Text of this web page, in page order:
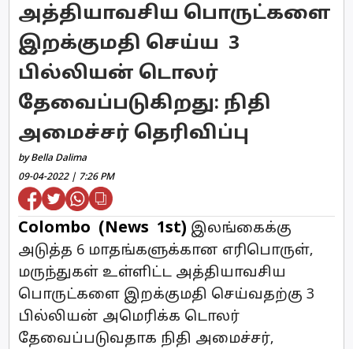
அத்தியாவசிய பொருட்களை
இறக்குமதி செய்ய 3
பில்லியன் டொலர்
தேவைப்படுகிறது: நிதி
அமைச்சர் தெரிவிப்பு
by Bella Dalima
09-04-2022 | 7:26 PM
Colombo (News 1st) இலங்கைக்கு
அடுத்த 6 மாதங்களுக்கான எரிபொருள்,
மருந்துகள் உள்ளிட்ட அத்தியாவசிய
பொருட்களை இறக்குமதி செய்வதற்கு 3
பில்லியன் அமெரிக்க டொலர்
தேவைப்படுவதாக நிதி அமைச்சர்,